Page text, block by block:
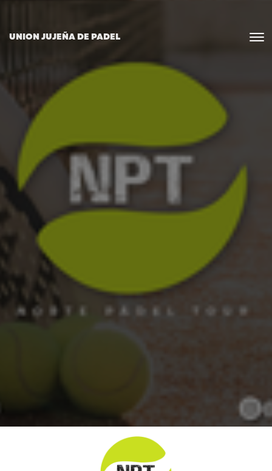
UNION JUJEÑA DE PADEL